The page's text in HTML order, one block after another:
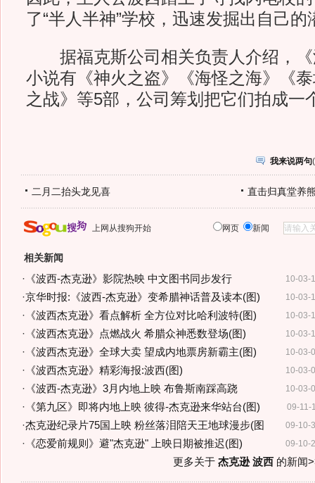
了“半人半神”学校，迅速发掘出自己的
据福克斯公司相关负责人介绍，《
小说有《神火之盗》《海怪之海》《
之战》等5部，公司筹划把它们拍成一
我来说两句(
二月二抬头龙见喜 直击归真堂养
上网从搜狗开始 网页 新闻
相关新闻
10-03-
· 《波西-杰克逊》影院热映 中文图书同步发行
10-03-
·京华时报:《波西-杰克逊》变希腊神话普及读本(图)
10-03-
· 《波西杰克逊》看点解析 全方位对比哈利波特(图)
10-03-
· 《波西杰克逊》点燃战火 希腊众神悉数登场(图)
10-03-
· 《波西杰克逊》全球大卖 望成内地票房新霸主(图)
10-03-
· 《波西杰克逊》精彩海报:波西(图)
10-03-
· 《波西-杰克逊》3月内地上映 布鲁斯南踩高跷
09-11-
· 《第九区》即将内地上映 彼得-杰克逊来华站台(图)
09-10-
·杰克逊纪录片75国上映 粉丝落泪陪天王地球漫步(图
09-10-
· 《恋爱前规则》避"杰克逊" 上映日期被推迟(图)
更多关于 杰克逊 波西的新闻